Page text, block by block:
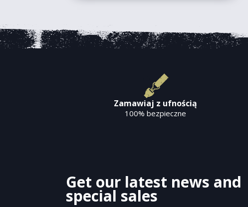
Zamawiaj z ufnością
100% bezpieczne
Get our latest news and
special sales